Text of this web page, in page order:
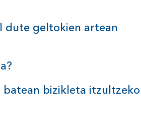
dute geltokien artean
bizikleta itzultzeko